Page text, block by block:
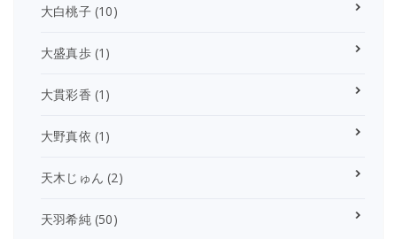
大白桃子(10)
大盛真歩(1)
大貫彩香 (1)
大野真依 (1)
天木じゅん (2)
天羽希純(50)